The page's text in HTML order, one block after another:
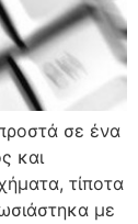
σε ένα
και
τίποτα
με